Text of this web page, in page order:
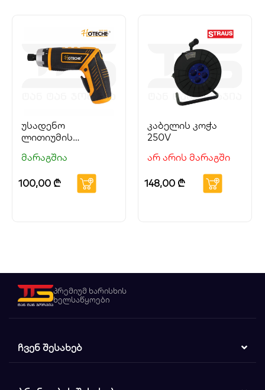
უსადენო
ლითიუმის
ნაკრები
მარაგშია
100,00 ₾
კაბელის კოჭა
250V
არ არის მარაგში
148,00 ₾
პრემიუმ ხარისხის
ხელსაწყოები
ᲩᲕᲔᲜ ᲨᲔᲡᲐᲮᲔᲑ